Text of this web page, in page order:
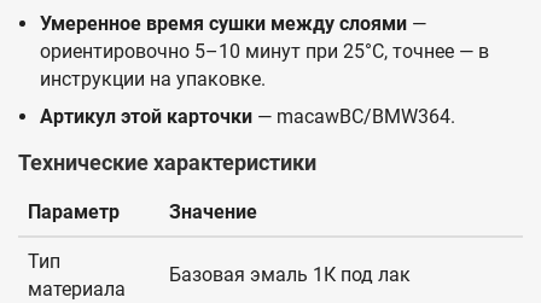
Умеренное время сушки между слоями —
ориентировочно 5–10 минут при 25°C, точнее — в
инструкции на упаковке.
Артикул этой карточки — macawBC/BMW364.
Технические характеристики
Параметр Значение
Тип
материала
Базовая эмаль 1К под лак